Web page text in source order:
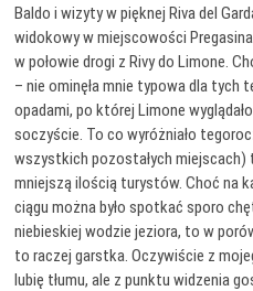
Baldo i wizyty w pięknej Riva del
widokowy w miejscowości
w połowie drogi z Rivy do Limone.
– nie ominęła mnie typowa dla tych
opadami, po której Limone
soczyście. To co wyróżniało
wszystkich pozostałych miejscach)
mniejszą ilością turystów. Choć na
ciągu można było spotkać sporo
niebieskiej wodzie jeziora, to w
to raczej garstka. Oczywiście z
lubię tłumu, ale z punktu widzenia